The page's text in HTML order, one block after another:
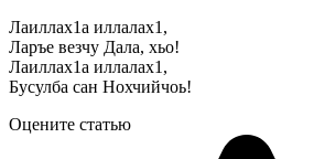
Лаиллах1а иллалах1,
Ларъе везчу Дала, хьо!
Лаиллах1а иллалах1,
Бусулба сан Нохчийчоь!
Оцените статью